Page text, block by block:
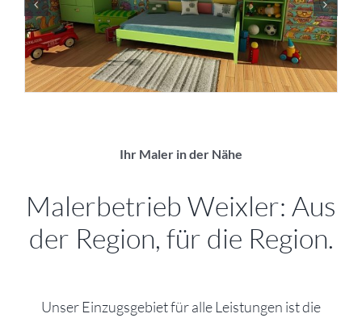
Ihr Maler in der Nähe
Malerbetrieb Weixler: Aus
der Region, für die Region.
Unser Einzugsgebiet für alle Leistungen ist die